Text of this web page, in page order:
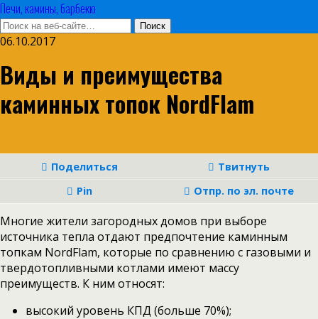
Печи, камины, барбекю
06.10.2017
Виды и преимущества
каминных топок NordFlam
Поделиться
Твитнуть
Pin
Отпр. по эл. почте
Многие жители загородных домов при выборе
источника тепла отдают предпочтение каминным
топкам NordFlam, которые по сравнению с газовыми и
твердотопливными котлами имеют массу
преимуществ. К ним относят:
высокий уровень КПД (больше 70%);